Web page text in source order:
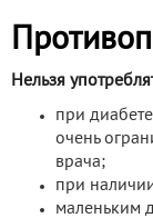
Нельзя
при
очень
врача;
при
маленьким